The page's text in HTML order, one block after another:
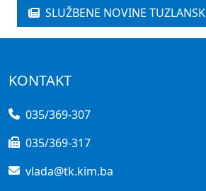
SLUŽBENE NOVINE
KONTAKT
035/369-307
035/369-317
vlada@tk.kim.ba